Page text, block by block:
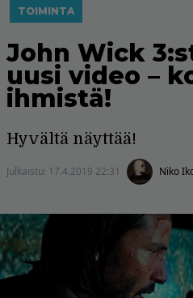
TOIMINTA
John Wick
uusi video –
ihmistä!
Hyvältä näyttää!
Julkaistu: 17.4.2019 22:31 Niko